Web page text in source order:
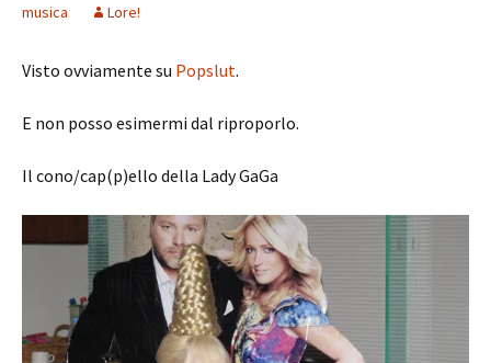
musica
Lore!
Visto ovviamente su Popslut.
E non posso esimermi dal riproporlo.
Il cono/cap(p)ello della Lady GaGa